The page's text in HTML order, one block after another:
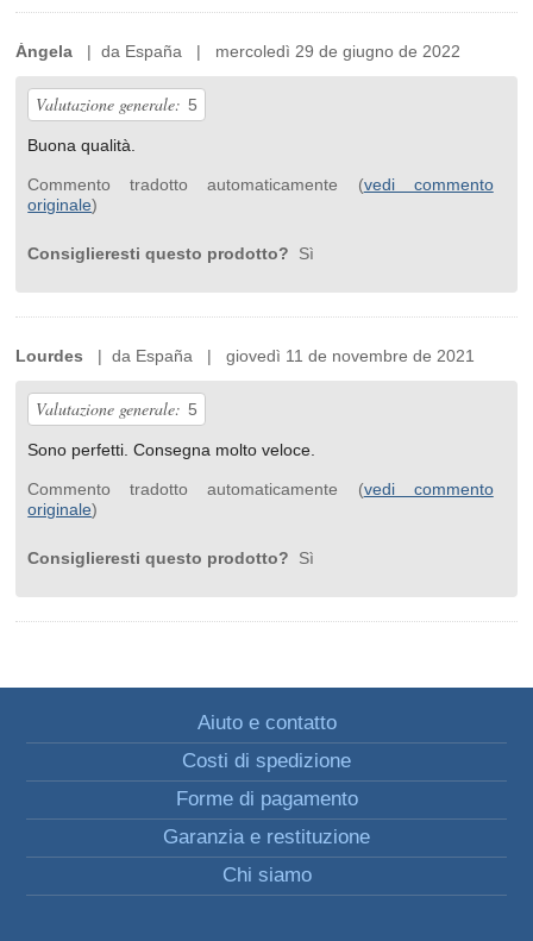
Ángela | da España | mercoledì 29 de giugno de 2022
Valutazione generale: 5
Buona qualità.
Commento tradotto automaticamente (vedi commento
originale)
Consiglieresti questo prodotto? Sì
Lourdes | da España | giovedì 11 de novembre de 2021
Valutazione generale: 5
Sono perfetti. Consegna molto veloce.
Commento tradotto automaticamente (vedi commento
originale)
Consiglieresti questo prodotto? Sì
Aiuto e contatto
Costi di spedizione
Forme di pagamento
Garanzia e restituzione
Chi siamo